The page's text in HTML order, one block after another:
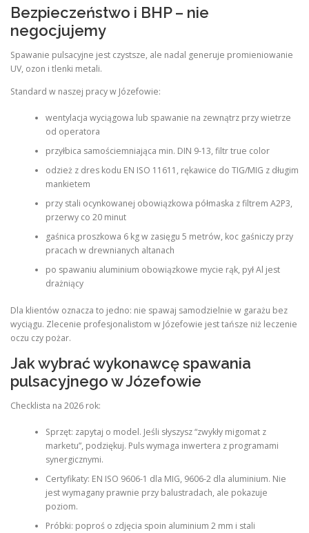
Bezpieczeństwo i BHP – nie
negocjujemy
Spawanie pulsacyjne jest czystsze, ale nadal generuje promieniowanie
UV, ozon i tlenki metali.
Standard w naszej pracy w Józefowie:
wentylacja wyciągowa lub spawanie na zewnątrz przy wietrze
od operatora
przyłbica samościemniająca min. DIN 9-13, filtr true color
odzież z dres kodu EN ISO 11611, rękawice do TIG/MIG z długim
mankietem
przy stali ocynkowanej obowiązkowa półmaska z filtrem A2P3,
przerwy co 20 minut
gaśnica proszkowa 6 kg w zasięgu 5 metrów, koc gaśniczy przy
pracach w drewnianych altanach
po spawaniu aluminium obowiązkowe mycie rąk, pył Al jest
drażniący
Dla klientów oznacza to jedno: nie spawaj samodzielnie w garażu bez
wyciągu. Zlecenie profesjonalistom w Józefowie jest tańsze niż leczenie
oczu czy pożar.
Jak wybrać wykonawcę spawania
pulsacyjnego w Józefowie
Checklista na 2026 rok:
Sprzęt: zapytaj o model. Jeśli słyszysz “zwykły migomat z
marketu”, podziękuj. Puls wymaga inwertera z programami
synergicznymi.
Certyfikaty: EN ISO 9606-1 dla MIG, 9606-2 dla aluminium. Nie
jest wymagany prawnie przy balustradach, ale pokazuje
poziom.
Próbki: poproś o zdjęcia spoin aluminium 2 mm i stali